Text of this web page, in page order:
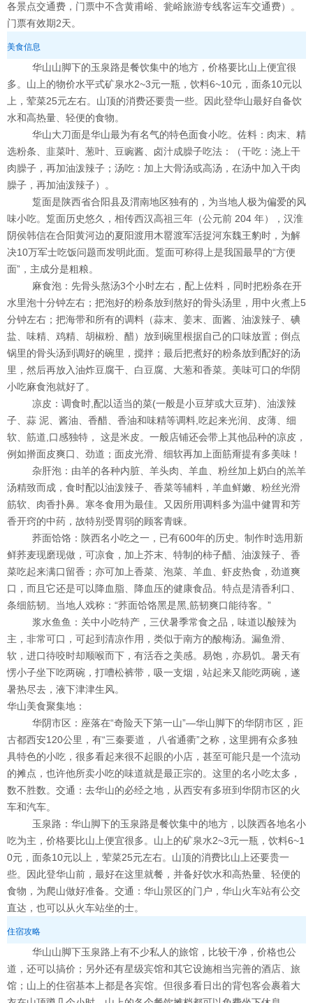
各景点交通费，门票中不含黄甫峪、瓮峪旅游专线客运车交通费）。
门票有效期2天。
美食信息
华山山脚下的玉泉路是餐饮集中的地方，价格要比山上便宜很
多。山上的物价水平式矿泉水2~3元一瓶，饮料6~10元，面条10元以
上，荤菜25元左右。山顶的消费还要贵一些。因此登华山最好自备饮
水和高热量、轻便的食物。
华山大刀面是华山最为有名气的特色面食小吃。佐料：肉末、精
选粉条、韭菜叶、葱叶、豆豌酱、卤汁成臊子吃法：（干吃：浇上干
肉臊子，再加油泼辣子；汤吃：加上大骨汤或高汤，在汤中加入干肉
臊子，再加油泼辣子）。
踅面是陕西省合阳县及渭南地区独有的，为当地人极为偏爱的风
味小吃。踅面历史悠久，相传西汉高祖三年（公元前 204 年），汉淮
阴侯韩信在合阳黄河边的夏阳渡用木罂渡军活捉河东魏王豹时，为解
决10万军士吃饭问题而发明此面。踅面可称得上是我国最早的“方便
面”，主成分是粗粮。
麻食泡：先骨头熬汤3个小时左右，配上佐料，同时把粉条在开
水里泡十分钟左右；把泡好的粉条放到熬好的骨头汤里，用中火煮上5
分钟左右；把海带和所有的调料（蒜末、姜末、面酱、油泼辣子、碘
盐、味精、鸡精、胡椒粉、醋）放到碗里根据自己的口味放置；倒点
锅里的骨头汤到调好的碗里，搅拌；最后把煮好的粉条放到配好的汤
里，然后再放入油炸豆腐干、白豆腐、大葱和香菜。美味可口的华阴
小吃麻食泡就好了。
凉皮：调食时,配以适当的菜(一般是小豆芽或大豆芽)、油泼辣
子、蒜 泥、酱油、香醋、香油和味精等调料,吃起来光润、皮薄、细
软、筋道,口感独特， 这是米皮。一般店铺还会带上其他品种的凉皮，
例如擀面皮爽口、劲道；面皮光滑、细软再加上面筋甭提有多美味！
杂肝泡：由羊的各种内脏、羊头肉、羊血、粉丝加上奶白的羔羊
汤精致而成，食时配以油泼辣子、香菜等辅料，羊血鲜嫩、粉丝光滑
筋软、肉香扑鼻。寒冬食用为最佳。又因所用调料多为温中健胃和芳
香开窍的中药，故特别受胃弱的顾客青睐。
荞面饸饹：陕西名小吃之一，已有600年的历史。制作时选用新
鲜荞麦现磨现做，可凉食，加上芥末、特制的柿子醋、油泼辣子、香
菜吃起来满口留香；亦可加上香菜、泡菜、羊血、虾皮热食，劲道爽
口，而且它还是可以降血脂、降血压的健康食品。特点是清香利口、
条细筋韧。当地人戏称：“荞面饸饹黑是黑,筋韧爽口能待客。”
浆水鱼鱼：关中小吃特产，三伏暑季常食之品，味道以酸辣为
主，非常可口，可起到清凉作用，类似于南方的酸梅汤。漏鱼滑、
软，进口待咬时却顺喉而下，有活吞之美感。易饱，亦易饥。暑天有
愣小子坐下吃两碗，打嘈松裤带，吸一支烟，站起来又能吃两碗，遂
暑热尽去，液下津津生风。
华山美食聚集地：
华阴市区：座落在“奇险天下第一山”—华山脚下的华阴市区，距
古都西安120公里，有“三秦要道， 八省通衢”之称，这里拥有众多独
具特色的小吃，很多看起来很不起眼的小店，甚至可能只是一个流动
的摊点，也许他所卖小吃的味道就是最正宗的。这里的名小吃太多，
数不胜数。交通：去华山的必经之地，从西安有多班到华阴市区的火
车和汽车。
玉泉路：华山脚下的玉泉路是餐饮集中的地方，以陕西各地名小
吃为主，价格要比山上便宜很多。山上的矿泉水2~3元一瓶，饮料6~1
0元，面条10元以上，荤菜25元左右。山顶的消费比山上还要贵一
些。因此登华山前，最好在这里就餐，并备好饮水和高热量、轻便的
食物，为爬山做好准备。交通：华山景区的门户，华山火车站有公交
直达，也可以从火车站坐的士。
住宿攻略
华山山脚下玉泉路上有不少私人的旅馆，比较干净，价格也公
道，还可以搞价；另外还有星级宾馆和其它设施相当完善的酒店、旅
馆；山上的住宿基本上都是各宾馆。但很多看日出的背包客会裹着大